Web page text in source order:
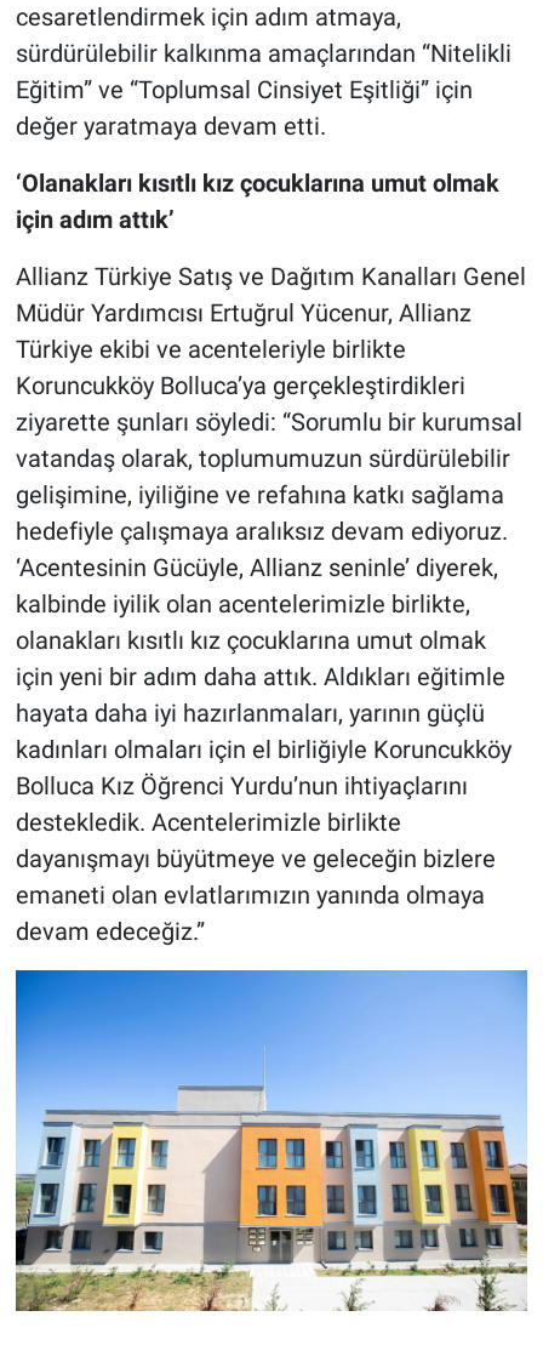
cesaretlendirmek için adım atmaya,
sürdürülebilir kalkınma amaçlarından “Nitelikli
Eğitim” ve “Toplumsal Cinsiyet Eşitliği” için
değer yaratmaya devam etti.
‘Olanakları kısıtlı kız çocuklarına umut olmak
için adım attık’
Allianz Türkiye Satış ve Dağıtım Kanalları Genel
Müdür Yardımcısı Ertuğrul Yücenur, Allianz
Türkiye ekibi ve acenteleriyle birlikte
Koruncukköy Bolluca’ya gerçekleştirdikleri
ziyarette şunları söyledi: “Sorumlu bir kurumsal
vatandaş olarak, toplumumuzun sürdürülebilir
gelişimine, iyiliğine ve refahına katkı sağlama
hedefiyle çalışmaya aralıksız devam ediyoruz.
‘Acentesinin Gücüyle, Allianz seninle’ diyerek,
kalbinde iyilik olan acentelerimizle birlikte,
olanakları kısıtlı kız çocuklarına umut olmak
için yeni bir adım daha attık. Aldıkları eğitimle
hayata daha iyi hazırlanmaları, yarının güçlü
kadınları olmaları için el birliğiyle Koruncukköy
Bolluca Kız Öğrenci Yurdu’nun ihtiyaçlarını
destekledik. Acentelerimizle birlikte
dayanışmayı büyütmeye ve geleceğin bizlere
emaneti olan evlatlarımızın yanında olmaya
devam edeceğiz.”